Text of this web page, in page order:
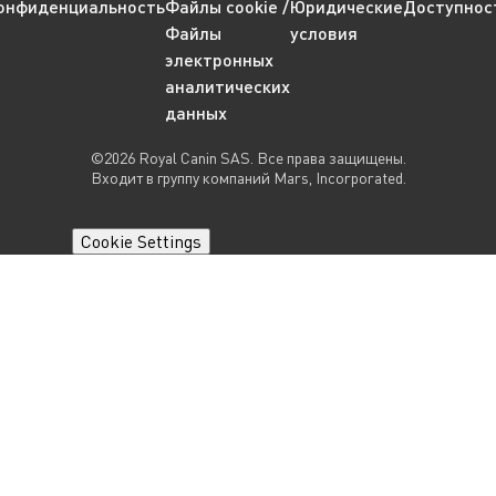
Файлы cookie /
Файлы
электронных
аналитических
данных
Юридические
условия
©2026 Royal Canin SAS. Все права защищены.
Входит в группу компаний Mars, Incorporated.
Cookie Settings